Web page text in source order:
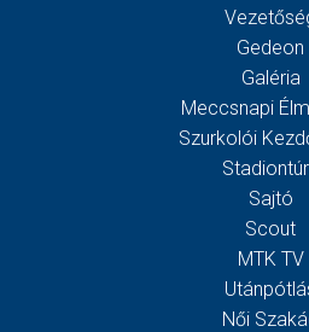
Gedeon
Galéria
Meccsnapi
Szurkolói
Sajtó
Scout
MTK TV
Női